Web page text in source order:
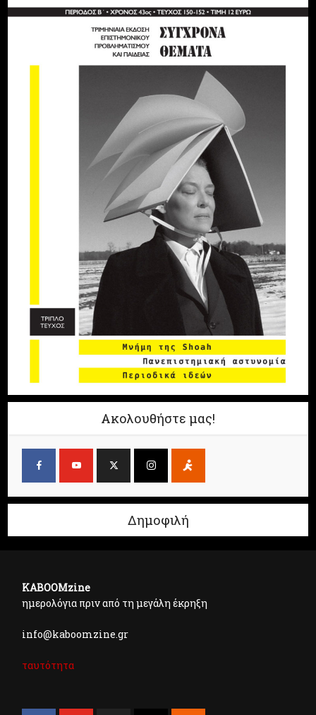
Ακολουθήστε μας!
Δημοφιλή
KABOOMzine
ημερολόγια πριν από τη μεγάλη έκρηξη
info@kaboomzine.gr
ταυτότητα